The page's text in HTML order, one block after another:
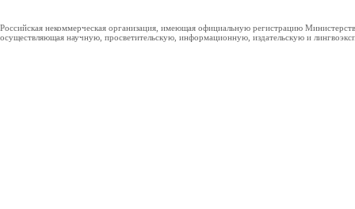
Российская некоммерческая организация, имеющая официальную регистрацию
осуществляющая научную, просветительскую, информационную, издательскую и